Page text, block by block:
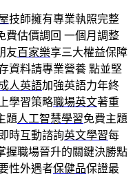
技師擁有專業執照完整
費估價調回 一個月調整
友百家樂享三大權益保障
資料請專業營養 點並堅
人英語加強英語力年終
學習策略職場英文著重
題人工智慧學習免費主題
時互動諮詢英文學習每
握職場晉升的關鍵決勝點
性外遇者保健品保證最